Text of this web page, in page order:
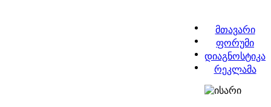
მთავარი
ფორუმი
დიაგნოსტიკა
რეკლამა